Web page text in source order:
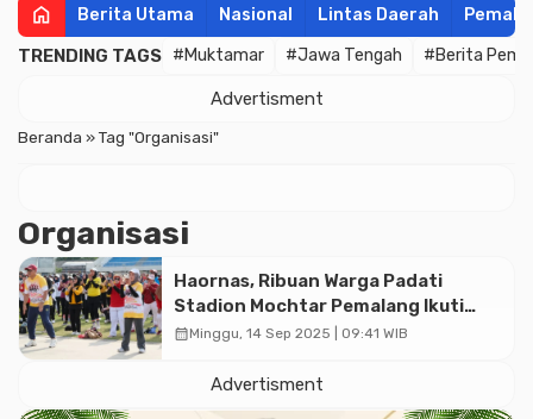
home Berita Utama Nasional Lintas Daerah
TRENDING TAGS #Muktamar #Jawa Tengah #Berita
Advertisment
Beranda »Tag "Organisasi"
Organisasi
Haornas, Ribuan Warga Padati
Stadion Mochtar Pemalang Ikuti
Senam Bersama
calendar_monthMinggu, 14 Sep 2025 | 09:41 WIB
Advertisment